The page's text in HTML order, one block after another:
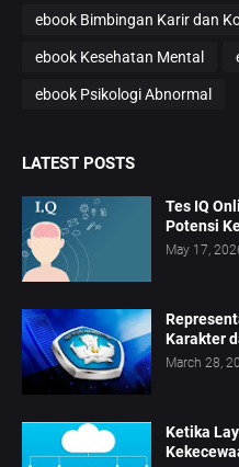
ebook Bimbingan Karir dan
ebook Kesehatan Mental
ebook Psikologi Abnormal
LATEST POSTS
Tes IQ
Potensi
May 17,
Karakter
March 28,
Ketika